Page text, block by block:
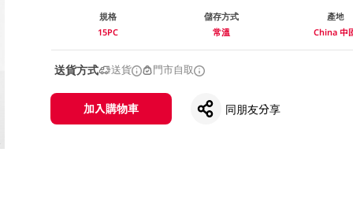
規格
15PC
儲存方式
常溫
產地
China 中
送貨方式 送貨 門市自取
加入購物車 同朋友分享